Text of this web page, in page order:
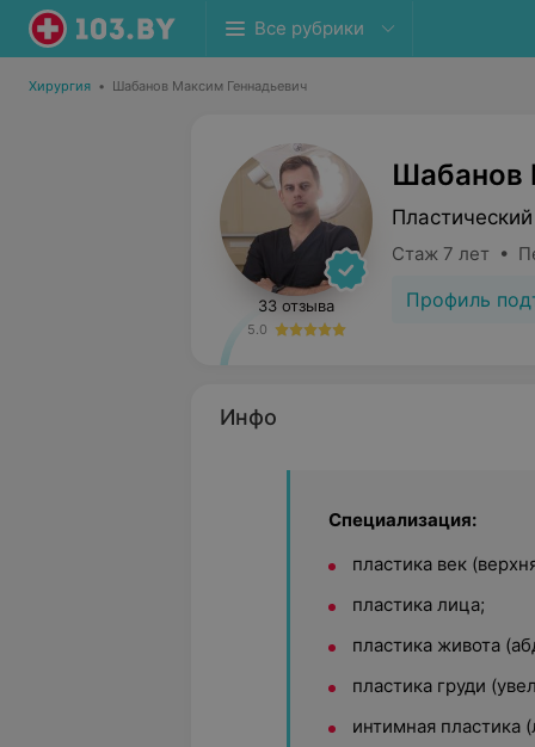
Все рубрики
Хирургия • Шабанов Максим Геннадьевич
33 отзыва
5.0
Шабанов
Стаж 7 лет •
Профиль
Инфо
Специализация:
пластика век
пластика лица;
пластика живота
пластика груди
интимная пластика